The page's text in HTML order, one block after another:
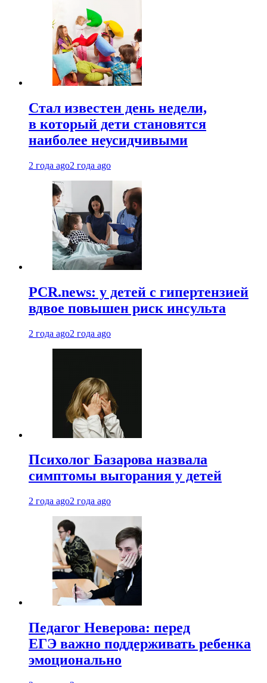
Стал известен день недели,
в который дети становятся
наиболее неусидчивыми
2 года ago2 года ago
PCR.news: у детей с гипертензией
вдвое повышен риск инсульта
2 года ago2 года ago
Психолог Базарова назвала
симптомы выгорания у детей
2 года ago2 года ago
Педагог Неверова: перед
ЕГЭ важно поддерживать ребенка
эмоционально